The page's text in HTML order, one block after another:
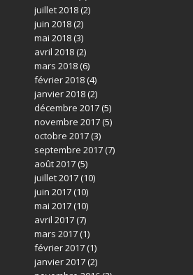
juillet 2018(2)
juin 2018(2)
mai 2018(3)
avril 2018(2)
mars 2018(6)
février 2018(4)
janvier 2018(2)
décembre 2017(5)
novembre 2017(5)
octobre 2017(3)
septembre 2017(7)
août 2017(5)
juillet 2017(10)
juin 2017(10)
mai 2017(10)
avril 2017(7)
mars 2017(1)
février 2017(1)
janvier 2017(2)